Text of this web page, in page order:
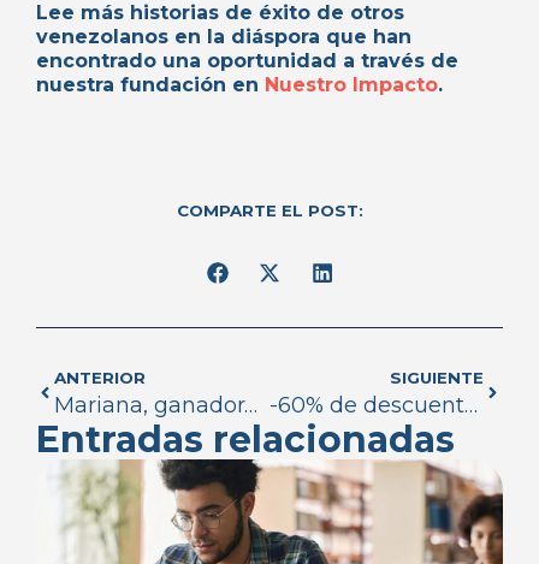
Lee más historias de éxito de otros
venezolanos en la diáspora que han
encontrado una oportunidad a través de
nuestra fundación en Nuestro Impacto.
COMPARTE EL POST:
ANTERIOR
Mariana, ganadora de una beca de Máster en Dirección y Gestión de Recursos Humanos
SIGUIENTE
-60% de descuento | Máster en energías renovables y sostenibilidad energética
Entradas relacionadas